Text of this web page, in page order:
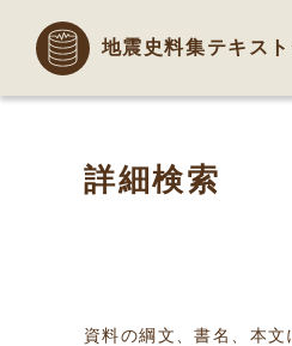
地震史料集テキス
詳細検索
資料の綱文、書名、本